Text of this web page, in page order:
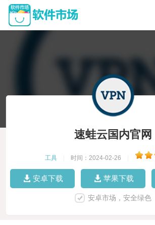
速蛙云国内官网
工具 时间：2024-02-26
安卓下载 苹果下载
安卓市场，安全绿色